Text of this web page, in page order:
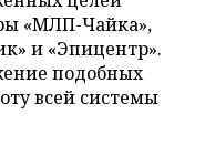
«МЛП-Чайка»,
и «Эпицентр».
подобных
всей системы